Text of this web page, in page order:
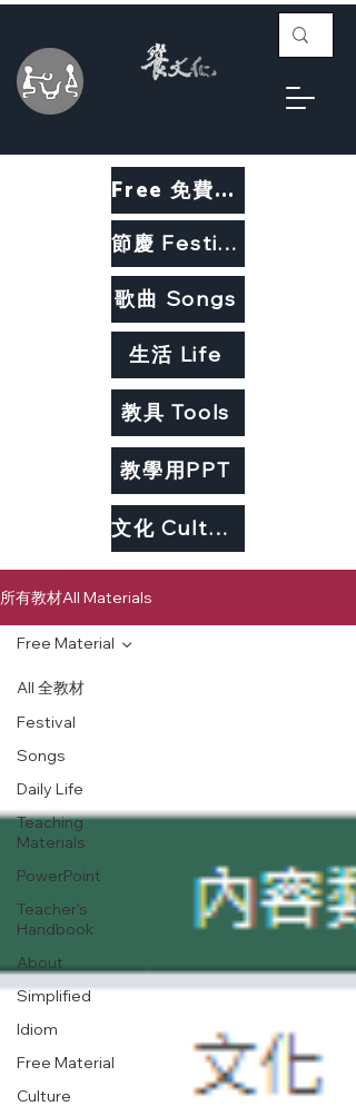
Free 免費教材
教具 Tools
節慶 Festivals
生活 Life
歌曲 Songs
教學用PPT
文化 Culture
所有教材All Materials
All 全教材
Festival
Songs
Daily Life
Teaching
Materials
PowerPoint
Teacher's
Handbook
About
Simplified
Idiom
Free Material
Culture
Free Material